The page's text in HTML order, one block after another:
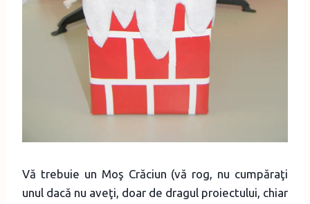
Vă trebuie un Moş Crăciun (vă rog, nu cumpăraţi
unul dacă nu aveţi, doar de dragul proiectului, chiar